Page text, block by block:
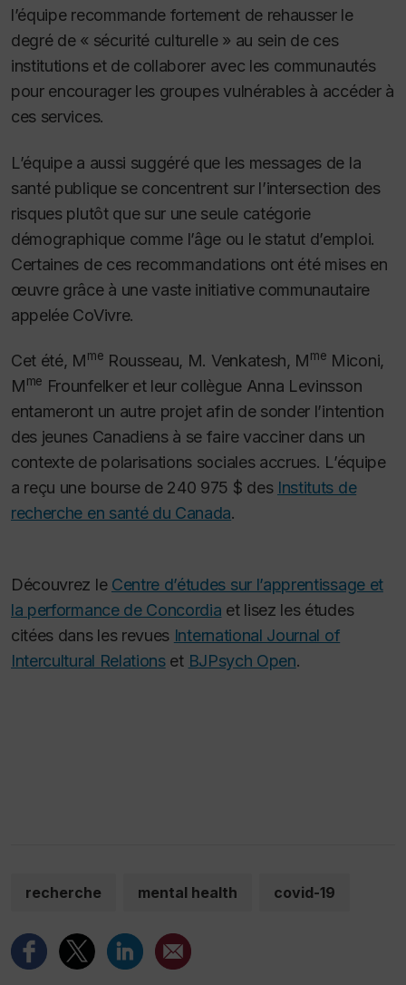
l’équipe recommande fortement de rehausser le
degré de « sécurité culturelle » au sein de ces
institutions et de collaborer avec les communautés
pour encourager les groupes vulnérables à accéder à
ces services.
L’équipe a aussi suggéré que les messages de la
santé publique se concentrent sur l’intersection des
risques plutôt que sur une seule catégorie
démographique comme l’âge ou le statut d’emploi.
Certaines de ces recommandations ont été mises en
œuvre grâce à une vaste initiative communautaire
appelée CoVivre.
Cet été, Mme Rousseau, M. Venkatesh, Mme Miconi,
Mme Frounfelker et leur collègue Anna Levinsson
entameront un autre projet afin de sonder l’intention
des jeunes Canadiens à se faire vacciner dans un
contexte de polarisations sociales accrues. L’équipe
a reçu une bourse de 240 975 $ des Instituts de
recherche en santé du Canada.
Découvrez le Centre d’études sur l’apprentissage et
la performance de Concordia et lisez les études
citées dans les revues International Journal of
Intercultural Relations et BJPsych Open.
recherche mental health covid-19